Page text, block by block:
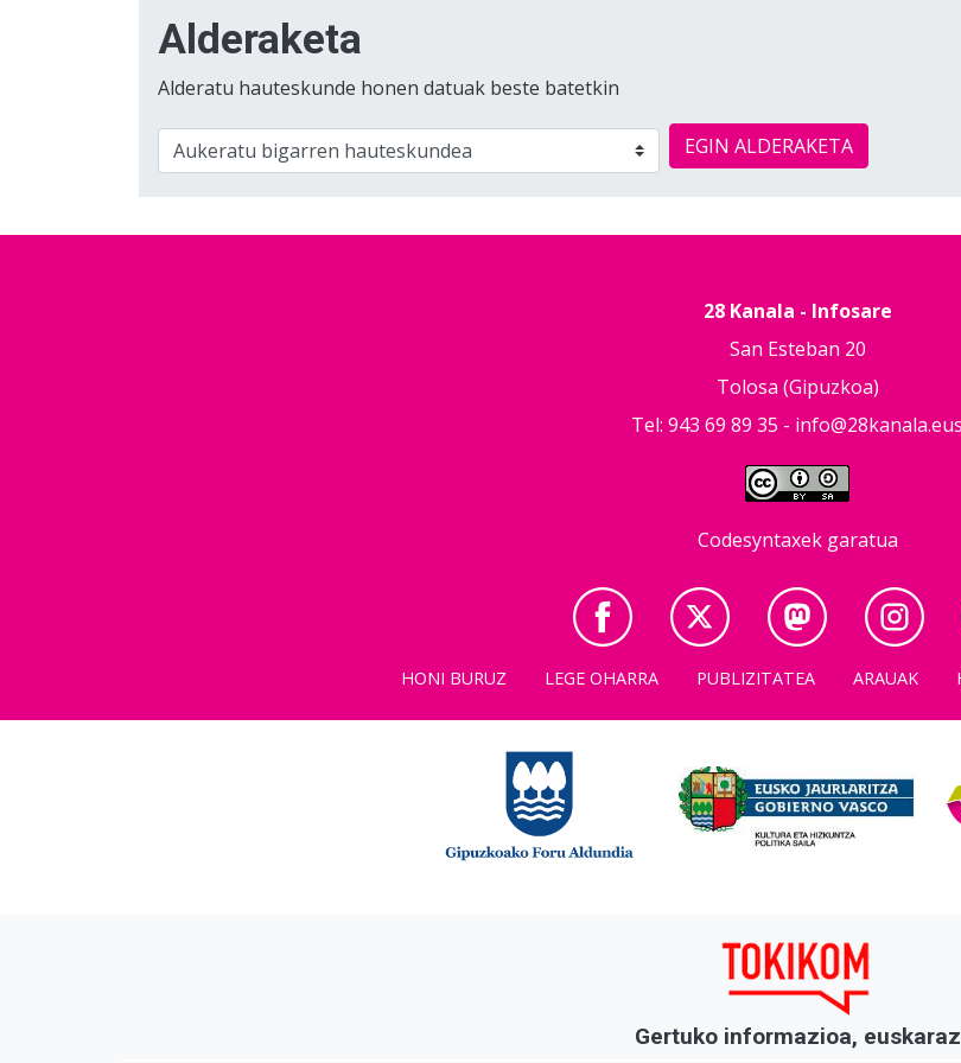
Alderaketa
Alderatu hauteskunde honen datuak beste batetkin
EGIN ALDERAKETA
28 Kanala - Infosare
San Esteban 20
Tolosa (Gipuzkoa)
Tel: 943 69 89 35 - info@28kanala.eus
Codesyntaxek garatua
HONI BURUZ LEGE OHARRA PUBLIZITATEA ARAUAK
Gertuko informazioa, euskaraz